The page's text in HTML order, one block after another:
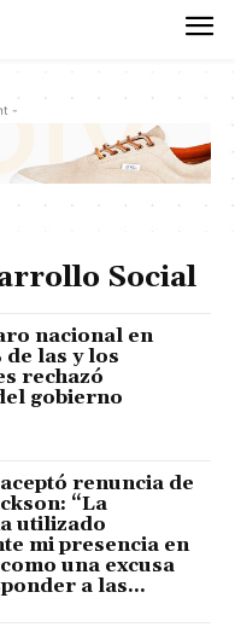
-
Social
nacional en
de las y los
rechazó
gobierno
renuncia de
“La
utilizado
mi presencia en
una excusa
a las...